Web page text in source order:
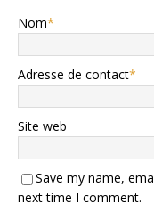
Nom*
Adresse de contact*
Site web
Save my name,
next time I comment.